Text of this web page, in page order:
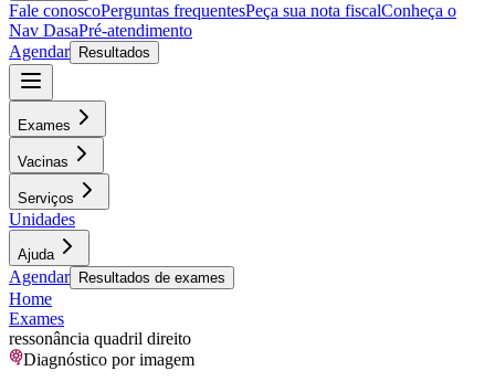
Fale conoscoPerguntas frequentesPeça sua nota fiscalConheça o
Nav DasaPré-atendimento
Agendar
Resultados
Exames
Vacinas
Serviços
Unidades
Ajuda
Agendar Resultados de exames
Home
Exames
ressonância quadril direito
Diagnóstico por imagem